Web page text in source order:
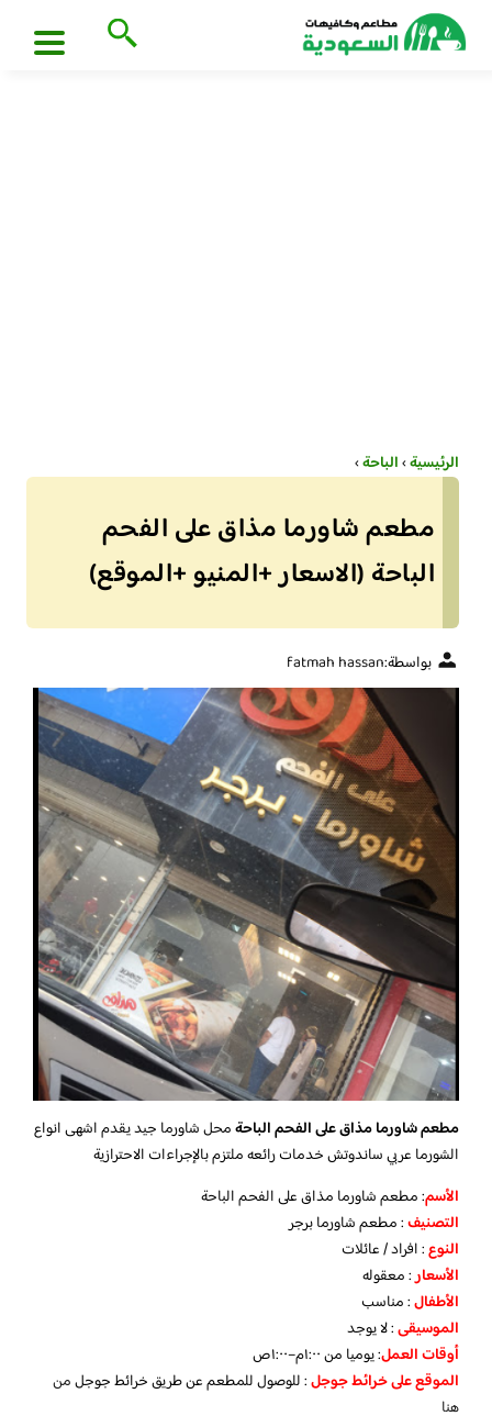
الرئيسية›الباحة›
مطعم شاورما مذاق على الفحم
الباحة (الاسعار +المنيو +الموقع)
بواسطة:fatmah hassan
مطعم شاورما مذاق على الفحم الباحةمحل شاورما جيد يقدم اشهى انواع
الشورما عربي ساندوتش خدمات رائعه ملتزم بالإجراءات الاحترازية
الأسم: مطعم شاورما مذاق على الفحم الباحة
التصنيف: مطعم شاورما برجر
النوع: افراد / عائلات
الأسعار: معقوله
الأطفال: مناسب
الموسيقى: لا يوجد
أوقات العمل: يوميا من ١:٠٠م–١:٠٠ص
الموقععلى خرائط جوجل: للوصول للمطعم عن طريق خرائط جوجلمن
هنا